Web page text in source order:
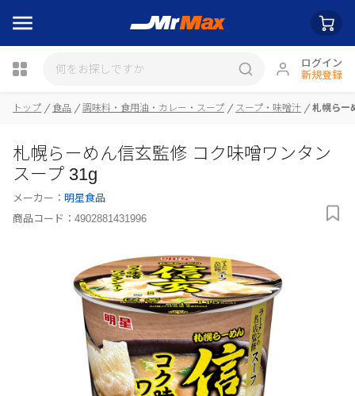
ログイン
新規登録
トップ 食品 調味料・食用油・カレー・スープ スープ・味噌汁 札幌らー
札幌らーめん信玄監修 コク味噌ワンタン
スープ 31g
メーカー： 明星食品
商品コード： 4902881431996